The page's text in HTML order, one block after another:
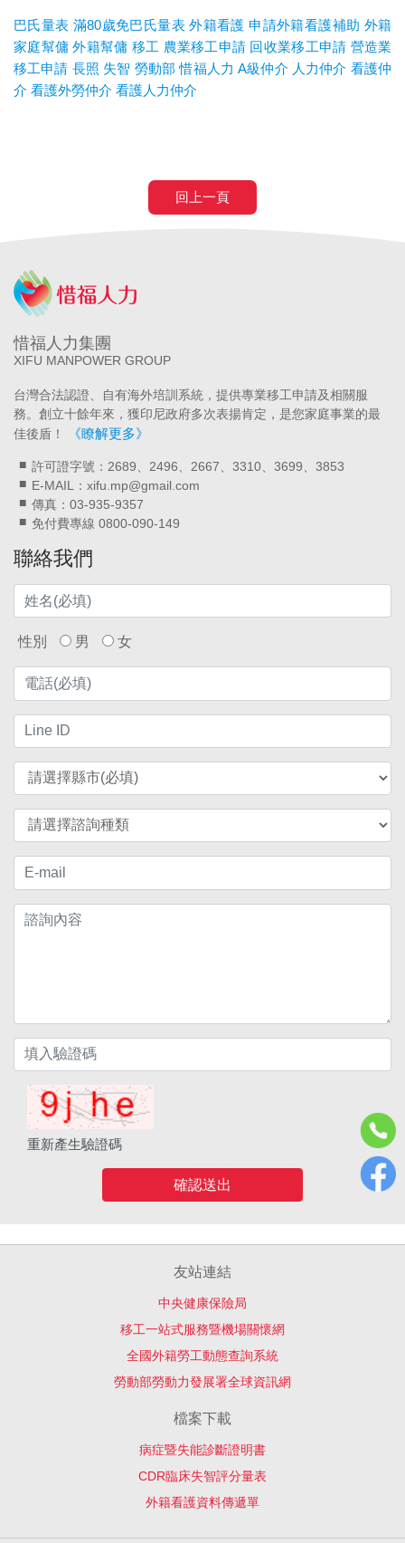
巴氏量表 滿80歲免巴氏量表 外籍看護 申請外籍看護補助 外籍
家庭幫傭 外籍幫傭 移工 農業移工申請 回收業移工申請 營造業
移工申請 長照 失智 勞動部 惜福人力 A級仲介 人力仲介 看護仲
介 看護外勞仲介 看護人力仲介
回上一頁
惜福人力集團
XIFU MANPOWER GROUP
台灣合法認證、自有海外培訓系統，提供專業移工申請及相關服
務。創立十餘年來，獲印尼政府多次表揚肯定，是您家庭事業的最
佳後盾！
《瞭解更多》
許可證字號：2689、2496、2667、3310、3699、3853
E-MAIL：xifu.mp@gmail.com
傳真：03-935-9357
免付費專線 0800-090-149
聯絡我們
性別 男 女
重新產生驗證碼
確認送出
友站連結
中央健康保險局
移工一站式服務暨機場關懷網
全國外籍勞工動態查詢系統
勞動部勞動力發展署全球資訊網
檔案下載
病症暨失能診斷證明書
CDR臨床失智評分量表
外籍看護資料傳遞單